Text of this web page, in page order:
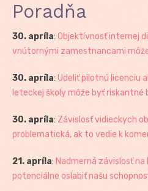
Poradňa
30. apríla: Objektívnosť internej
vnútornými zamestnancami
30. apríla: Udeliť pilotnú licenciu
leteckej školy môže byť riskantné
30. apríla: Závislosť vidieckych
problematická, ak to vedie k
21. apríla: Nadmerná závislosť
potenciálne oslabiť našu